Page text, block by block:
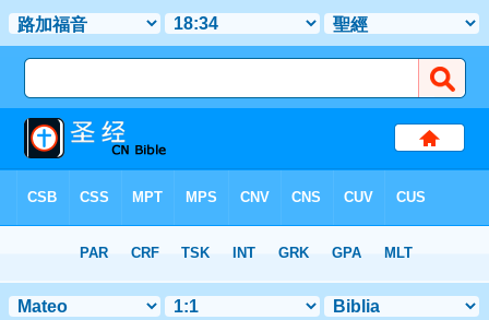
章 18> 聖經金句 34